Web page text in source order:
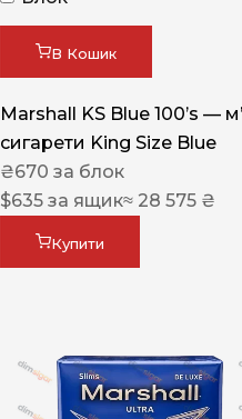
В Кошик
Marshall KS Blue 100’s —
сигарети King Size Blue
₴670 за блок
$635 за ящик≈ 28 575 ₴
Купити